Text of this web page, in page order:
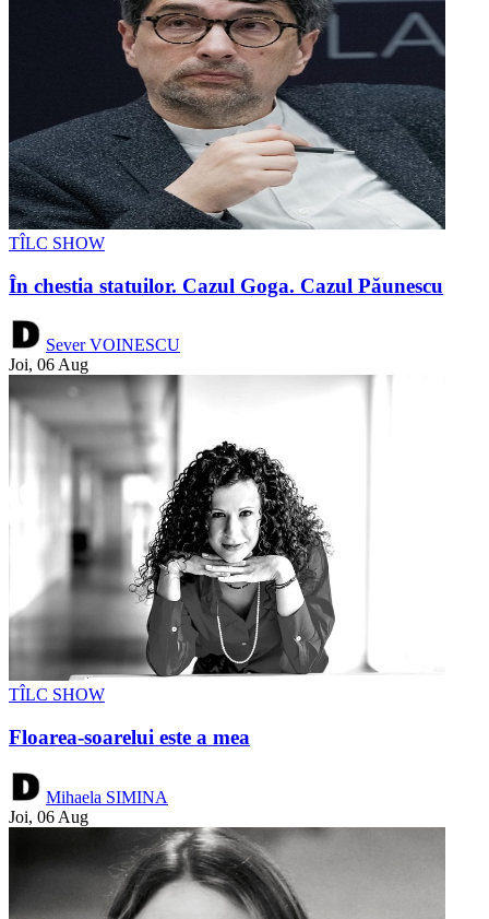
TÎLC SHOW
În chestia statuilor. Cazul Goga. Cazul Păunescu
Sever VOINESCU
Joi, 06 Aug
TÎLC SHOW
Floarea-soarelui este a mea
Mihaela SIMINA
Joi, 06 Aug